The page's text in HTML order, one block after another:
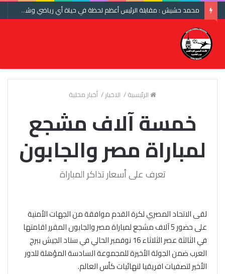
محمد حشيش : مقابلة الرئيس أعظم لحظة في حياة أي رياضي وشكرا اتحاد الكرة ومنتخب مصر
الرئيسية/ الاخبار/ أخبار محلية
خمسة آلاف مشجع
لمباراة مصر والجابون
تعرف على أسعار تذاكر المباراة
لقى الاتحاد المصري لكرة القدم موافقة من الجهات الأمنية
على حضور 5 آلاف مشجع لمباراة مصر والجابون المقرر اقامتها
في الثالثة عصر الثلاثاء 16 نوفمبر الحالي في ستاد الجيش ببرج
العرب ضمن الجولة الأخيرة للمجموعة السادسة المؤهلة للدور
الأخير لتصفيات افريقيا لنهائيات كأس العالم.